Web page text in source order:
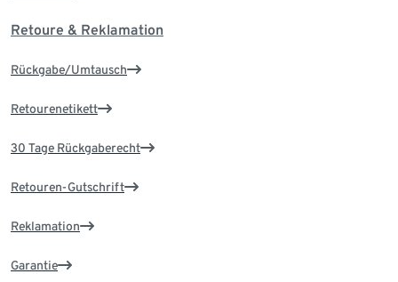
Retoure & Reklamation
Rückgabe/Umtausch
Retourenetikett
30 Tage Rückgaberecht
Retouren-Gutschrift
Reklamation
Garantie